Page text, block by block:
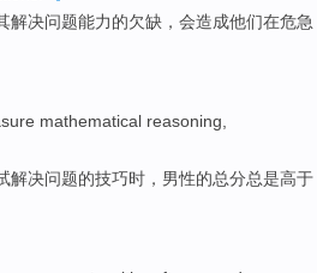
解决问题能力的欠缺，会造成他们在危急
mathematical reasoning
解决问题的技巧时， 男性的总分总是高于